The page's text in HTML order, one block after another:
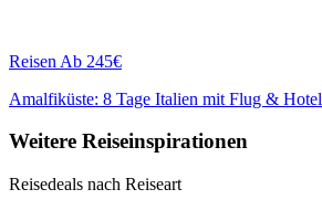
Reisen Ab 245€
Amalfiküste: 8 Tage Italien mit Flug & Hotel
Weitere Reiseinspirationen
Reisedeals nach Reiseart